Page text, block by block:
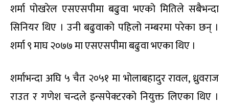
शर्मा पोखरेल एसएसपीमा बढुवा भएको मितिले सबैभन्दा
सिनियर थिए । उनी बढुवाको पहिलो नम्बरमा परेका छन् ।
शर्मा ९ माघ २०७७ मा एसएसपीमा बढुवा भएका थिए ।
शर्माभन्दा अघि ५ चैत २०५१ मा भोलाबहादुर रावल, ध्रुवराज
राउत र गणेश चन्दले इन्सपेक्टरको नियुक्त लिएका थिए ।